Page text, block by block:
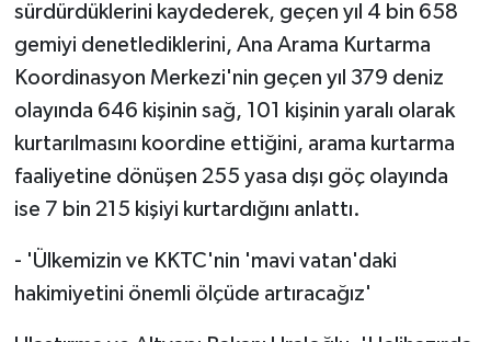
sürdürdüklerini kaydederek, geçen yıl 4 bin 658
gemiyi denetlediklerini, Ana Arama Kurtarma
Koordinasyon Merkezi'nin geçen yıl 379 deniz
olayında 646 kişinin sağ, 101 kişinin yaralı olarak
kurtarılmasını koordine ettiğini, arama kurtarma
faaliyetine dönüşen 255 yasa dışı göç olayında
ise 7 bin 215 kişiyi kurtardığını anlattı.
- 'Ülkemizin ve KKTC'nin 'mavi vatan'daki
hakimiyetini önemli ölçüde artıracağız'